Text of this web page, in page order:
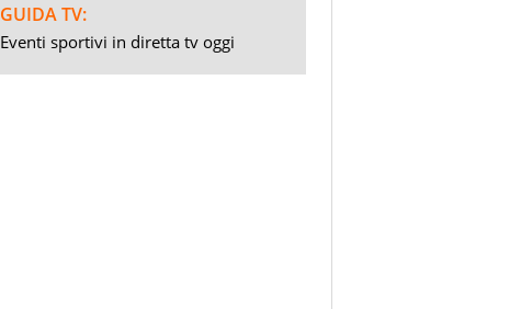
GUIDA TV:
Eventi sportivi in diretta tv oggi